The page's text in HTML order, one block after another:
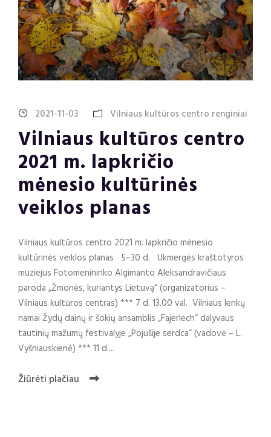
2021-11-03 Vilniaus kultūros centro renginiai
Vilniaus kultūros centro
2021 m. lapkričio
mėnesio kultūrinės
veiklos planas
Vilniaus kultūros centro 2021 m. lapkričio mėnesio
kultūrinės veiklos planas 5–30 d. Ukmergės kraštotyros
muziejus Fotomenininko Algimanto Aleksandravičiaus
paroda „Žmonės, kuriantys Lietuvą“ (organizatorius –
Vilniaus kultūros centras) *** 7 d. 13.00 val. Vilniaus lenkų
namai Žydų dainų ir šokių ansamblis „Fajerlech“ dalyvaus
tautinių mažumų festivalyje „Pojušije serdca“ (vadovė – L.
Vyšniauskienė) *** 11 d....
Žiūrėti plačiau